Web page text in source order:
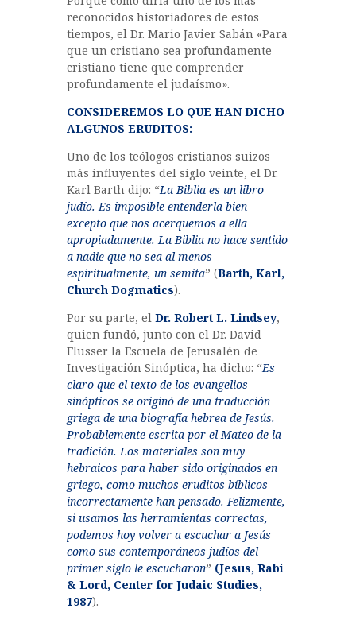
reconocidos historiadores de estos
tiempos, el Dr. Mario Javier Sabán «Para
que un cristiano sea profundamente
cristiano tiene que comprender
profundamente el judaísmo».
CONSIDEREMOS LO QUE HAN DICHO
ALGUNOS ERUDITOS:
Uno de los teólogos cristianos suizos
más influyentes del siglo veinte, el Dr.
Karl Barth dijo: “La Biblia es un libro
judío. Es imposible entenderla bien
excepto que nos acerquemos a ella
apropiadamente. La Biblia no hace sentido
a nadie que no sea al menos
espiritualmente, un semita” (Barth, Karl,
Church Dogmatics).
Por su parte, el Dr. Robert L. Lindsey,
quien fundó, junto con el Dr. David
Flusser la Escuela de Jerusalén de
Investigación Sinóptica, ha dicho: “Es
claro que el texto de los evangelios
sinópticos se originó de una traducción
griega de una biografía hebrea de Jesús.
Probablemente escrita por el Mateo de la
tradición. Los materiales son muy
hebraicos para haber sido originados en
griego, como muchos eruditos bíblicos
incorrectamente han pensado. Felizmente,
si usamos las herramientas correctas,
podemos hoy volver a escuchar a Jesús
como sus contemporáneos judíos del
primer siglo le escucharon” (Jesus, Rabi
& Lord, Center for Judaic Studies,
1987).